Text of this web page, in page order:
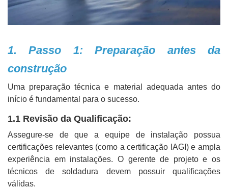
1. Passo 1: Preparação antes da
construção
Uma preparação técnica e material adequada antes do
início é fundamental para o sucesso.
1.1 Revisão da Qualificação:
Assegure-se de que a equipe de instalação possua
certificações relevantes (como a certificação IAGI) e ampla
experiência em instalações. O gerente de projeto e os
técnicos de soldadura devem possuir qualificações
válidas.